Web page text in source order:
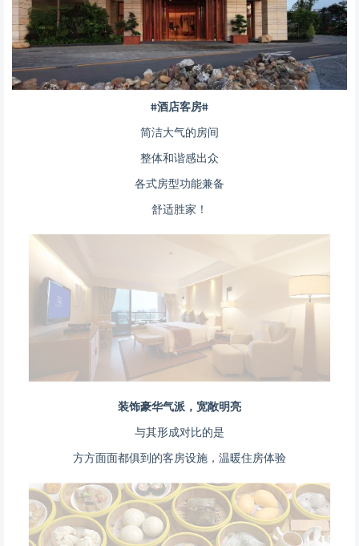
#酒店客房#
简洁大气的房间
整体和谐感出众
各式房型功能兼备
舒适胜家！
装饰豪华气派，宽敞明亮
与其形成对比的是
方方面面都俱到的客房设施，温暖住房体验